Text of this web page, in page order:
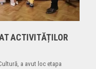
ACTIVITĂȚILOR
a avut loc etapa